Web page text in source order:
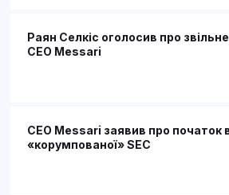
Раян Селкіс оголосив про
CEO Messari
CEO Messari заявив про початок
«корумпованої» SEC